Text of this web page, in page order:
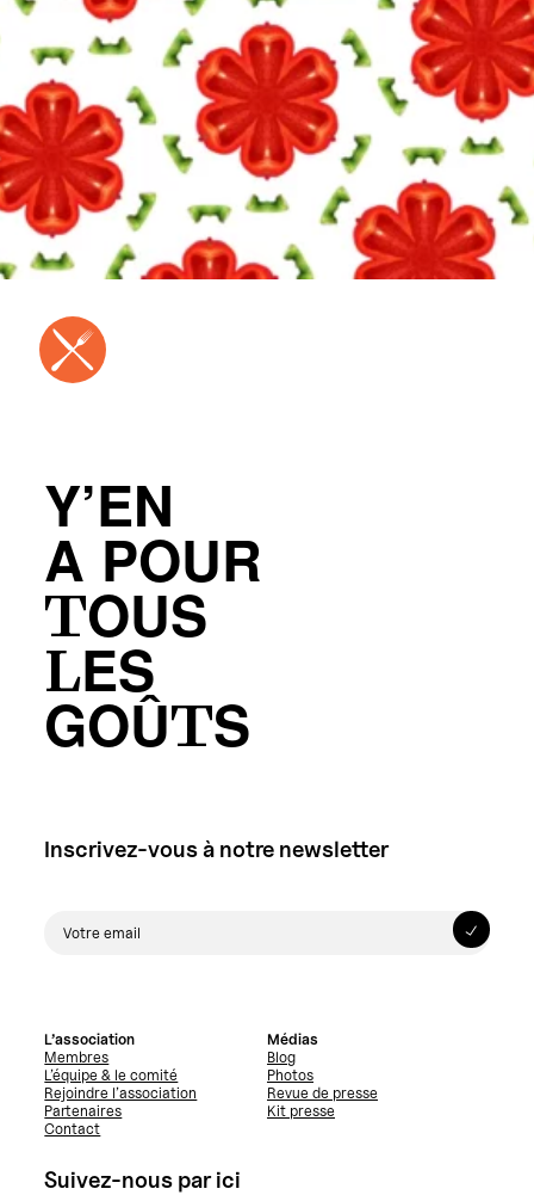
Y’EN
A POUR
TOUS
LES
GOÛTS
Inscrivez-vous à notre newsletter
L’association
Membres
L’équipe & le comité
Rejoindre l’association
Partenaires
Contact
Médias
Blog
Photos
Revue de presse
Kit presse
Suivez-nous par ici